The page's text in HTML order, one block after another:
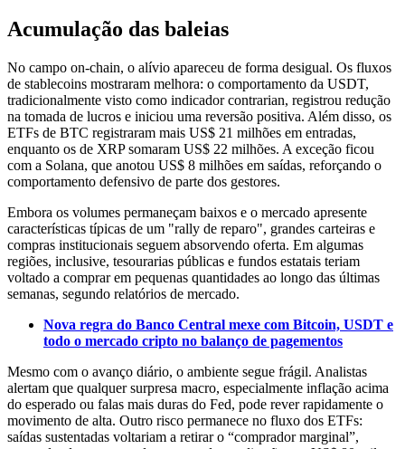
Acumulação das baleias
No campo on-chain, o alívio apareceu de forma desigual. Os fluxos
de stablecoins mostraram melhora: o comportamento da USDT,
tradicionalmente visto como indicador contrarian, registrou redução
na tomada de lucros e iniciou uma reversão positiva. Além disso, os
ETFs de BTC registraram mais US$ 21 milhões em entradas,
enquanto os de XRP somaram US$ 22 milhões. A exceção ficou
com a Solana, que anotou US$ 8 milhões em saídas, reforçando o
comportamento defensivo de parte dos gestores.
Embora os volumes permaneçam baixos e o mercado apresente
características típicas de um "rally de reparo", grandes carteiras e
compras institucionais seguem absorvendo oferta. Em algumas
regiões, inclusive, tesourarias públicas e fundos estatais teriam
voltado a comprar em pequenas quantidades ao longo das últimas
semanas, segundo relatórios de mercado.
Nova regra do Banco Central mexe com Bitcoin, USDT e
todo o mercado cripto no balanço de pagementos
Mesmo com o avanço diário, o ambiente segue frágil. Analistas
alertam que qualquer surpresa macro, especialmente inflação acima
do esperado ou falas mais duras do Fed, pode rever rapidamente o
movimento de alta. Outro risco permanece no fluxo dos ETFs:
saídas sustentadas voltariam a retirar o “comprador marginal”,